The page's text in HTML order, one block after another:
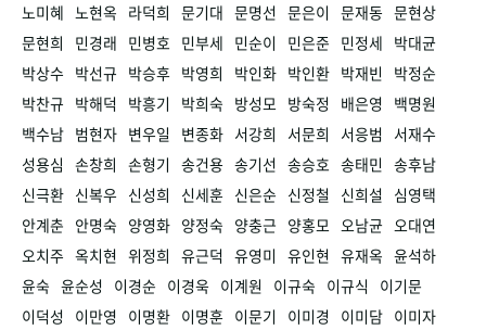
노미혜 노현옥 라덕희 문기대 문명선 문은이 문재동 문현상
문현희
민경래 민병호 민부세 민순이 민은준 민정세 박대균
박상수 박선규 박승후 박영희 박인화 박인환 박재빈
박정순
박찬규 박해덕 박흥기 박희숙 방성모 방숙정 배은영
백명원
백수남 범현자 변우일 변종화 서강희 서문희 서응범
서재수
성용심 손창희 손형기 송건용 송기선 송승호 송태민 송후남
신극환 신복우 신성희 신세훈 신은순 신정철 신희설
심영택
안계춘 안명숙 양영화 양정숙 양충근 양홍모 오남균 오대연
오치주 옥치현 위정희 유근덕 유영미 유인현 유재옥 윤석하
윤숙 윤순성 이경순 이경욱 이계원 이규숙 이규식
이기문
이덕성
이만영 이명환 이명훈 이문기 이미경 이미담 이미자